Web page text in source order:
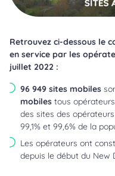
Retrouvez ci-dessous le
en service par les
juillet 2022 :
96 949 sites mobiles
mobiles tous
des sites des
99,1% et 99,6% de la
Les opérateurs ont
depuis le début du New